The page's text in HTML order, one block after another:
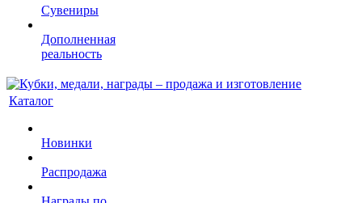
Сувениры
Дополненная
реальность
Каталог
Новинки
Распродажа